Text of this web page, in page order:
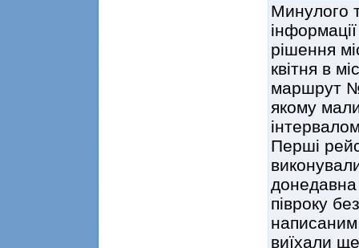
Минулого
рішення
квітня в
маршрут
якому
Перші
донедавна
півроку
виїхали